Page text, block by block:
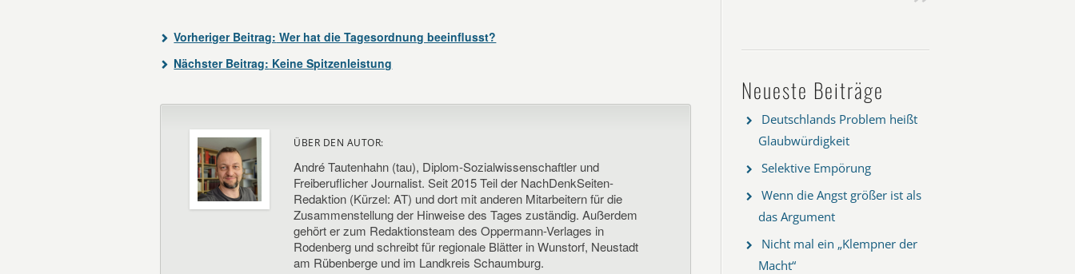
Vorheriger Beitrag: Wer hat die Tagesordnung beeinflusst?
Nächster Beitrag: Keine Spitzenleistung
ÜBER DEN AUTOR:
André Tautenhahn (tau), Diplom-Sozialwissenschaftler und
Freiberuflicher Journalist. Seit 2015 Teil der NachDenkSeiten-
Redaktion (Kürzel: AT) und dort mit anderen Mitarbeitern für die
Zusammenstellung der Hinweise des Tages zuständig. Außerdem
gehört er zum Redaktionsteam des Oppermann-Verlages in
Rodenberg und schreibt für regionale Blätter in Wunstorf, Neustadt
am Rübenberge und im Landkreis Schaumburg.
Neueste Beiträge
Deutschlands Problem heißt
Glaubwürdigkeit
Selektive Empörung
Wenn die Angst größer ist als
das Argument
Nicht mal ein „Klempner der
Macht“